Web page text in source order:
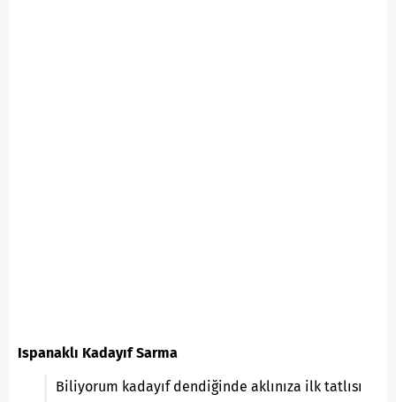
Ispanaklı Kadayıf Sarma
Biliyorum kadayıf dendiğinde aklınıza ilk tatlısı